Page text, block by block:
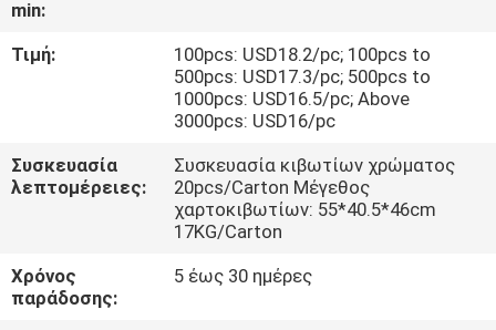
ΕΛΆΤΕ
ΜΕ
min:
Τιμή:
100pcs: USD18.2/pc; 100pcs to
500pcs: USD17.3/pc; 500pcs to
1000pcs: USD16.5/pc; Above
3000pcs: USD16/pc
Συσκευασία
λεπτομέρειες:
Συσκευασία κιβωτίων χρώματος
20pcs/Carton Μέγεθος
χαρτοκιβωτίων: 55*40.5*46cm
17KG/Carton
Χρόνος
παράδοσης:
5 έως 30 ημέρες